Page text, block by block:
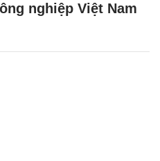
nghiệp Việt Nam